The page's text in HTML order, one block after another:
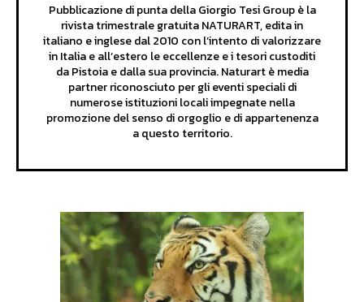
Pubblicazione di punta della Giorgio Tesi Group è la
rivista trimestrale gratuita NATURART, edita in
italiano e inglese dal 2010 con l’intento di valorizzare
in Italia e all’estero le eccellenze e i tesori custoditi
da Pistoia e dalla sua provincia. Naturart è media
partner riconosciuto per gli eventi speciali di
numerose istituzioni locali impegnate nella
promozione del senso di orgoglio e di appartenenza
a questo territorio.